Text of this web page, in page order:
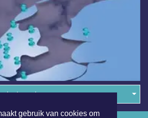
gebruik van cookies om
in de regio